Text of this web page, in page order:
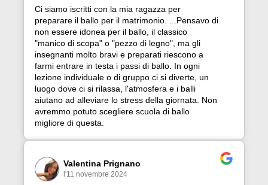
Ci siamo iscritti con la mia ragazza per
preparare il ballo per il matrimonio. ...Pensavo di
non essere idonea per il ballo, il classico
"manico di scopa" o "pezzo di legno", ma gli
insegnanti molto bravi e preparati riescono a
farmi entrare in testa i passi di ballo. In ogni
lezione individuale o di gruppo ci si diverte, un
luogo dove ci si rilassa, l'atmosfera e i balli
aiutano ad alleviare lo stress della giornata. Non
avremmo potuto scegliere scuola di ballo
migliore di questa.
Valentina Prignano
l'11 novembre 2024